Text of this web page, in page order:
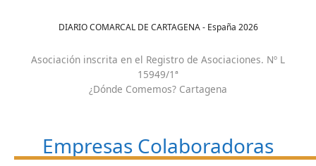
DIARIO COMARCAL DE CARTAGENA - España 2026
Asociación inscrita en el Registro de Asociaciones. Nº L
15949/1ª
¿Dónde Comemos? Cartagena
Empresas Colaboradoras